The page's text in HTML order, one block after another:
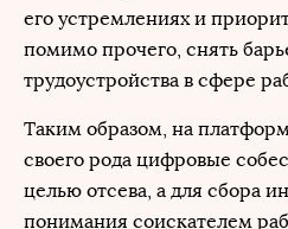
его устремлениях и
помимо прочего, снять
трудоустройства в сфере
Таким образом, на
своего рода цифровые
целью отсева, а для сбора
понимания соискателем